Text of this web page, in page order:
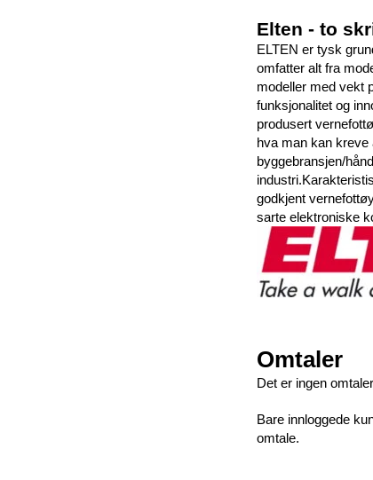
Elten - to
ELTEN er tysk
omfatter alt fra
modeller med vekt
funksjonalitet og
produsert
hva man kan kreve
byggebransjen/
godkjent
sarte elektroniske
Omtaler
Det er ingen
Bare innloggede
omtale.